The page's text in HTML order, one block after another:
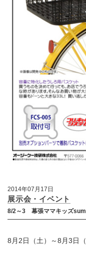
2014年07月17日
展示会・イベント
8/2～3 幕張ママキッズ
8月2日（土）～8月3日